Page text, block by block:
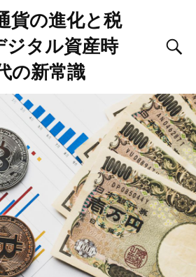
貨の進化と税
ジタル資産時
の新常識